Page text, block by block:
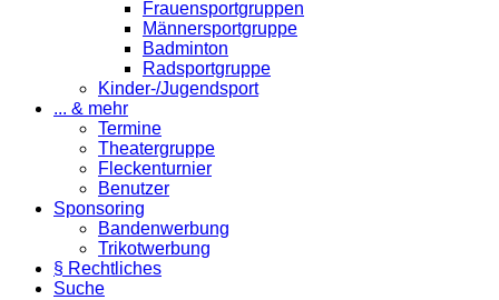
Frauensportgruppen
Männersportgruppe
Badminton
Radsportgruppe
Kinder-/Jugendsport
... & mehr
Termine
Theatergruppe
Fleckenturnier
Benutzer
Sponsoring
Bandenwerbung
Trikotwerbung
§ Rechtliches
Suche